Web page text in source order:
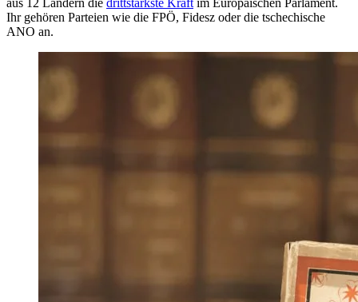
Ihr gehören Parteien wie die FPÖ, Fidesz oder die tschechische
ANO an.